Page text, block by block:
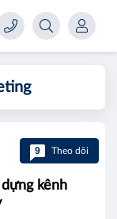
9 Theo dõi
kênh